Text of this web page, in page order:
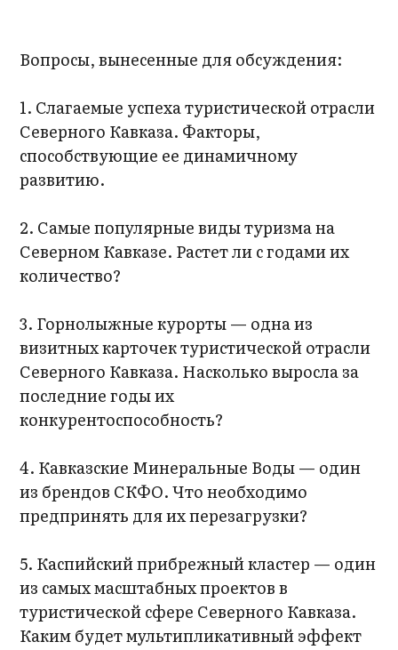
Вопросы, вынесенные для обсуждения:
1. Слагаемые успеха туристической отрасли
Северного Кавказа. Факторы,
способствующие ее динамичному
развитию.
2. Самые популярные виды туризма на
Северном Кавказе. Растет ли с годами их
количество?
3. Горнолыжные курорты — одна из
визитных карточек туристической отрасли
Северного Кавказа. Насколько выросла за
последние годы их
конкурентоспособность?
4. Кавказские Минеральные Воды — один
из брендов СКФО. Что необходимо
предпринять для их перезагрузки?
5. Каспийский прибрежный кластер — один
из самых масштабных проектов в
туристической сфере Северного Кавказа.
Каким будет мультипликативный эффект